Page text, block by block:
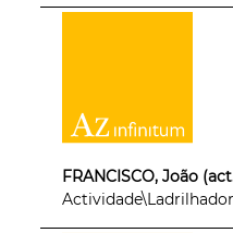
FRANCISCO, João
Actividade\Ladrilhador